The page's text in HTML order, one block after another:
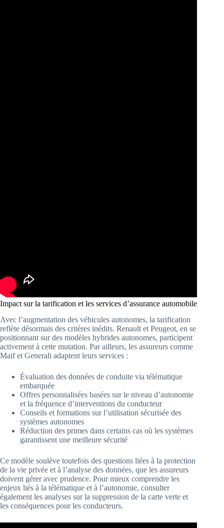
Impact sur la tarification et les services d’assurance automobile
Avec l’augmentation des véhicules autonomes, la tarification
reflète désormais des critères inédits. Renault et Peugeot, en se
positionnant sur des modèles hybrides autonomes, participent
activement à cette mutation. Par ailleurs, les assureurs comme
Maif et Generali adaptent leurs services :
Évaluation des données de conduite via télématique
embarquée
Offres personnalisées basées sur le niveau d’autonomie
et la fréquence d’interventions du conducteur
Conseils et formations sur l’utilisation sécurisée des
systèmes autonomes
Réduction des primes dans certains cas où les systèmes
garantissent une meilleure sécurité
Ce modèle soulève toutefois des questions liées à la protection
de la vie privée et à l’analyse des données, que les assureurs
doivent gérer avec prudence. Pour mieux comprendre les
enjeux liés à la télématique et à l’autonomie, consulter
également les analyses sur la suppression de la carte verte et
les conséquences pour les conducteurs.